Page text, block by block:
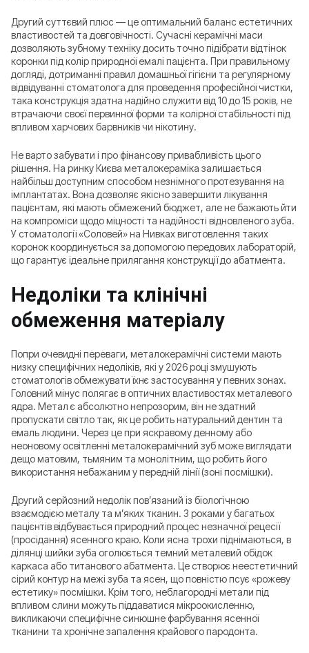
Другий суттєвий плюс — це оптимальний баланс естетичних
властивостей та довговічності. Сучасні керамічні маси
дозволяють зубному техніку досить точно підібрати відтінок
коронки під колір природної емалі пацієнта. При правильному
догляді, дотриманні правил домашньої гігієни та регулярному
відвідуванні стоматолога для проведення професійної чистки,
така конструкція здатна надійно служити від 10 до 15 років, не
втрачаючи своєї первинної форми та колірної стабільності під
впливом харчових барвників чи нікотину.
Не варто забувати і про фінансову привабливість цього
рішення. На ринку Києва металокераміка залишається
найбільш доступним способом незнімного протезування на
імплантатах. Вона дозволяє якісно завершити лікування
пацієнтам, які мають обмежений бюджет, але не бажають йти
на компроміси щодо міцності та надійності відновленого зуба.
У стоматології «Соловей» на Нивках виготовлення таких
коронок координується за допомогою передових лабораторій,
що гарантує ідеальне прилягання конструкції до абатмента.
Недоліки та клінічні
обмеження матеріалу
Попри очевидні переваги, металокерамічні системи мають
низку специфічних недоліків, які у 2026 році змушують
стоматологів обмежувати їхнє застосування у певних зонах.
Головний мінус полягає в оптичних властивостях металевого
ядра. Метал є абсолютно непрозорим, він не здатний
пропускати світло так, як це робить натуральний дентин та
емаль людини. Через це при яскравому денному або
неоновому освітленні металокерамічний зуб може виглядати
дещо матовим, тьмяним та монолітним, що робить його
використання небажаним у передній лінії (зоні посмішки).
Другий серйозний недолік пов’язаний із біологічною
взаємодією металу та м’яких тканин. З роками у багатьох
пацієнтів відбувається природний процес незначної рецесії
(просідання) ясенного краю. Коли ясна трохи піднімаються, в
ділянці шийки зуба оголюється темний металевий обідок
каркаса або титанового абатмента. Це створює неестетичний
сірий контур на межі зуба та ясен, що повністю псує «рожеву
естетику» посмішки. Крім того, неблагородні метали під
впливом слини можуть піддаватися мікроокисленню,
викликаючи специфічне синюшне фарбування ясенної
тканини та хронічне запалення крайового пародонта.